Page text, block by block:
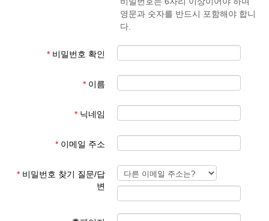
회원 가입 후 회원 승인에 평균 1일이 소요됩니다.
한글학교 회원이 아닌 분들이 특정한 사유로 홈페이지를 이용하기
파리한글학교 홈페이지 관리자
영문과 숫자를 반드시 포함해야 합니
다.
* 비밀번호 확인
* 이름
* 닉네임
* 이메일 주소
* 비밀번호 찾기 질문/답
변